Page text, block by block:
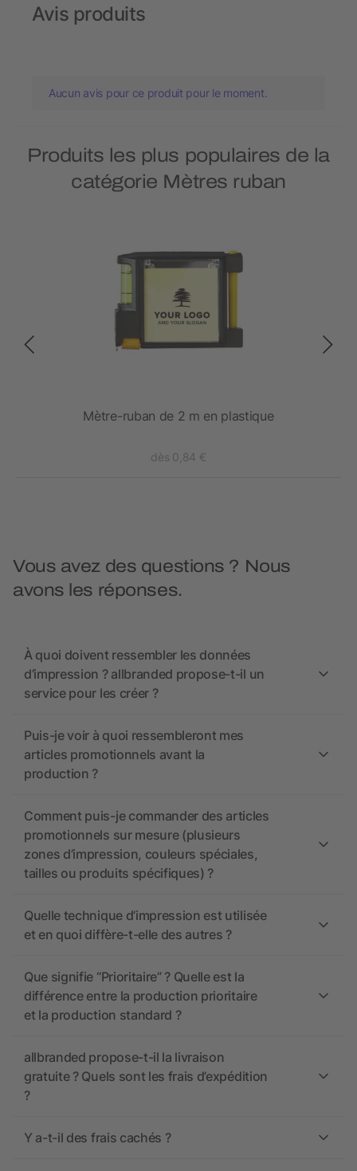
Avis produits
Aucun avis pour ce produit pour le moment.
Produits les plus populaires de la
catégorie Mètres ruban
Mètre-ruban de 2 m en plastique
dès 0,84 €
Vous avez des questions ? Nous
avons les réponses.
À quoi doivent ressembler les données
d’impression ? allbranded propose-t-il un
service pour les créer ?
Puis-je voir à quoi ressembleront mes
articles promotionnels avant la
production ?
Comment puis-je commander des articles
promotionnels sur mesure (plusieurs
zones d’impression, couleurs spéciales,
tailles ou produits spécifiques) ?
Quelle technique d’impression est utilisée
et en quoi diffère-t-elle des autres ?
Que signifie “Prioritaire” ? Quelle est la
différence entre la production prioritaire
et la production standard ?
allbranded propose-t-il la livraison
gratuite ? Quels sont les frais d’expédition
?
Y a-t-il des frais cachés ?